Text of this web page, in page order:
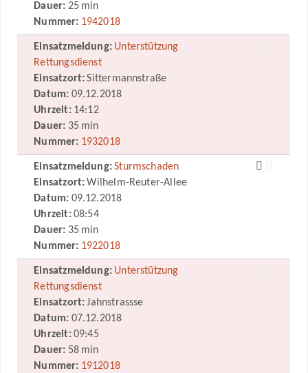
Dauer: 25 min
Nummer: 1942018
Einsatzmeldung: Unterstützung
Rettungsdienst
Einsatzort:Sittermannstraße
Datum: 09.12.2018
Uhrzeit:14:12
Dauer: 35 min
Nummer: 1932018
Einsatzmeldung:Sturmschaden
Einsatzort:Wilhelm-Reuter-Allee
Datum: 09.12.2018
Uhrzeit:08:54
Dauer: 35 min
Nummer: 1922018
Einsatzmeldung: Unterstützung
Rettungsdienst
Einsatzort:Jahnstrassse
Datum: 07.12.2018
Uhrzeit:09:45
Dauer: 58 min
Nummer: 1912018